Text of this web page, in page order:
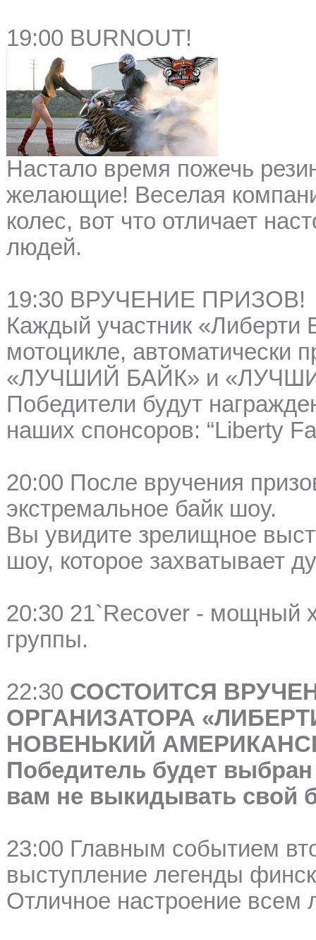
19:00 BURNOUT!
Настало время пожечь
желающие! Веселая
колес, вот что отличает
людей.
19:30 ВРУЧЕНИЕ ПРИЗОВ!
Каждый участник
мотоцикле, автоматически
«ЛУЧШИЙ БАЙК» и
Победители будут
наших спонсоров: “Liberty
20:00 После вручения
экстремальное байк шоу.
Вы увидите зрелищное
шоу, которое захватывает
20:30 21`Recover - мощный
группы.
22:30 СОСТОИТСЯ
ОРГАНИЗАТОРА
НОВЕНЬКИЙ
Победитель будет
вам не выкидывать свой
23:00 Главным событием
выступление легенды
Отличное настроение всем